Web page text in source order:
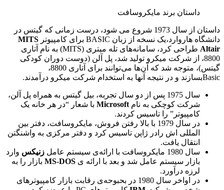
داستان برند مایکروسافت
داستان از سال 1973 شروع می شود، درست زمانی که گیتس در
دانشگاه هاروارد،یک نسخه از زبان BASIC برای کامپیوتر
MITS
Altair
طراحی کرد، سامانه‌های تله میتری (MITS) به نام آتاری
8800، از شرکت میکرو تولید شد، پل آلن (دوست دوران کودکی
گیتس)، متوجه شد که آن‌ها می‌توانند برای آتاری 8800،
Basicبسازند و در نتیجه آنها به استخدام شرکت میکرو درآمدند.
سال 1975 پس از دو سال تجربه، بیل گیتس به همراه پل آلن،
شرکت کوچکی به نامMicrosoft با شعار “در هر خانه یک
کامپیوتر” را تاسیس کردند.
در سال 1979 با بالا رفتن فروش، مایکروسافت، دفتر بین
المللی اش رادر ژاپن تاسیس کرد و دفتر مرکزی به واشنگتن
انتقال یافت.
سال 1980 مایکروسافت با ارائه‌ی سیستم عامل
زنیکس وارد
بازار سیستم عامل شد و بعد با ارائه ی MS-DOS بازار را به
لرزه درآورد.
در اواخر سال 1980 در بحبوحه‌ی رقابت بازار کامپیوترهای